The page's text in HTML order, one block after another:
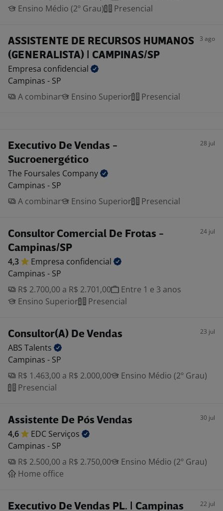
Ensino Médio (2º Grau)
Presencial
ASSISTENTE DE RECURSOS HUMANOS
(GENERALISTA) | CAMPINAS/SP
3 ago
Empresa confidencial
Campinas - SP
A combinar
Ensino Superior Presencial
Executivo De Vendas -
Sucroenergético
28 jul
The Foursales Company
Campinas - SP
A combinar
Ensino Superior Presencial
Consultor Comercial De Frotas -
Campinas/SP
24 jul
4,3 Empresa confidencial
Campinas - SP
R$ 2.700,00 a R$ 2.701,00
Entre 1 e 3 anos
Ensino Superior
Presencial
Consultor(A) De Vendas 23 jul
ABS Talents
Campinas - SP
R$ 1.463,00 a R$ 2.000,00
Ensino Médio (2º Grau)
Presencial
Assistente De Pós Vendas 30 jul
4,6 EDC Serviços
Campinas - SP
R$ 2.500,00 a R$ 2.750,00
Ensino Médio (2º Grau)
Home office
Executivo De Vendas PL. | Campinas 22 jul